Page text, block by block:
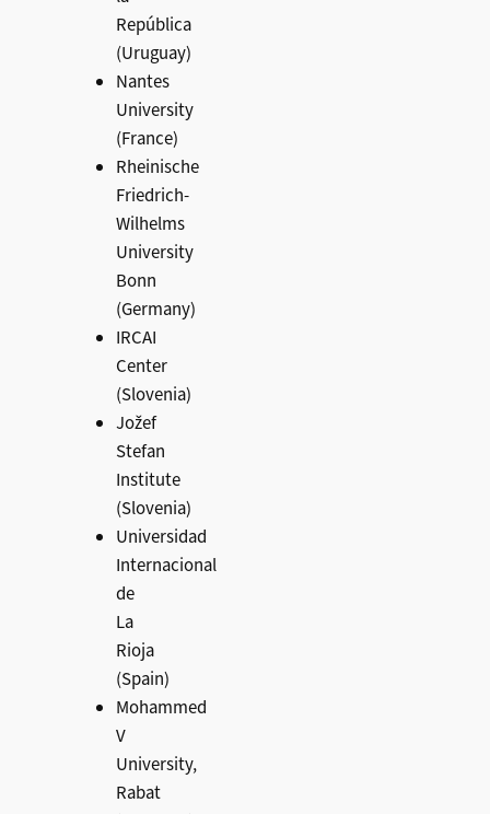
República
(Uruguay)
Nantes
University
(France)
Rheinische
Friedrich-
Wilhelms
University
Bonn
(Germany)
IRCAI
Center
(Slovenia)
Jožef
Stefan
Institute
(Slovenia)
Universidad
Internacional
de
La
Rioja
(Spain)
Mohammed
V
University,
Rabat